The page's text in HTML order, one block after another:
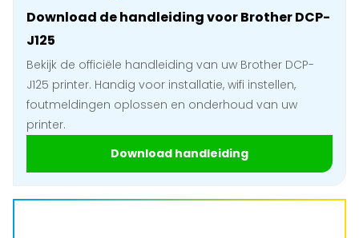
Download de handleiding voor Brother DCP-
J125
Bekijk de officiële handleiding van uw Brother DCP-
J125 printer. Handig voor installatie, wifi instellen,
foutmeldingen oplossen en onderhoud van uw
printer.
Download handleiding